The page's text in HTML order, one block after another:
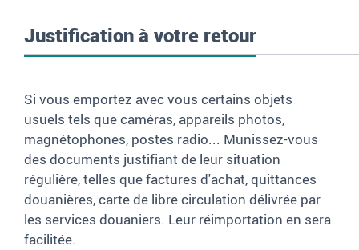
Justification à votre retour
Si vous emportez avec vous certains objets
usuels tels que caméras, appareils photos,
magnétophones, postes radio... Munissez-vous
des documents justifiant de leur situation
régulière, telles que factures d'achat, quittances
douanières, carte de libre circulation délivrée par
les services douaniers. Leur réimportation en sera
facilitée.